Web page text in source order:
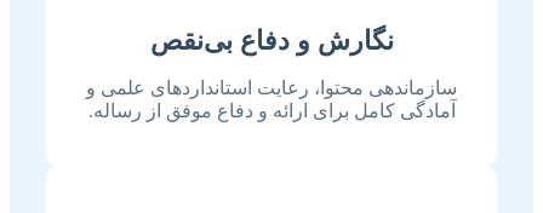
نگارش و دفاع بی‌نقص
سازماندهی محتوا، رعایت استانداردهای علمی و
آمادگی کامل برای ارائه و دفاع موفق از رساله.